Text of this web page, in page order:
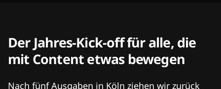
Der Jahres-Kick-off für alle, die
mit Content etwas bewegen
Nach fünf Ausgaben in Köln ziehen wir zurück